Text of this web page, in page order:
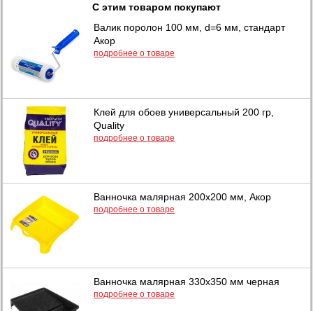
С этим товаром покупают
Валик поролон 100 мм, d=6 мм, стандарт
Акор
подробнее о товаре
Клей для обоев универсальный 200 гр,
Quality
подробнее о товаре
Ванночка малярная 200х200 мм, Акор
подробнее о товаре
Ванночка малярная 330х350 мм черная
подробнее о товаре